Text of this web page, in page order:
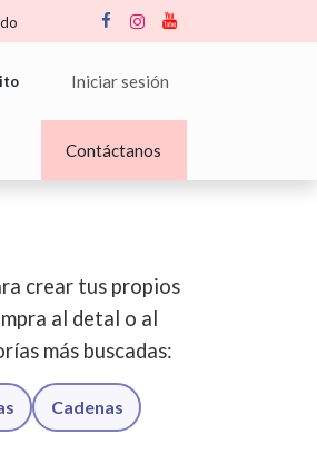
Iniciar sesión
Contáctanos
crear tus propios
al detal o al
más buscadas:
Cadenas